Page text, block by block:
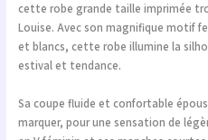
cette robe grande taille imprimée
Louise. Avec son magnifique motif
et blancs, cette robe illumine la
estival et tendance.
Sa coupe fluide et confortable
marquer, pour une sensation de